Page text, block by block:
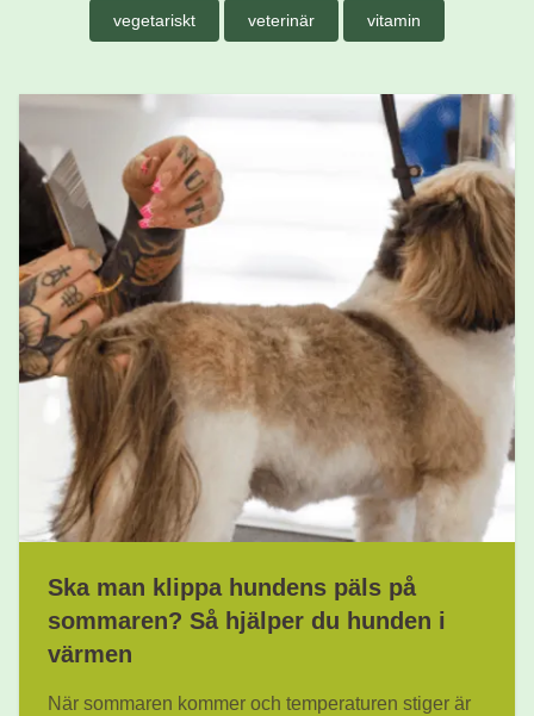
vegetariskt veterinär vitamin
Ska man klippa hundens päls på
sommaren? Så hjälper du hunden i
värmen
När sommaren kommer och temperaturen stiger är